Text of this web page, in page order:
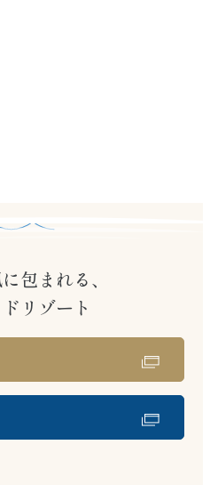
包まれる、
リゾート